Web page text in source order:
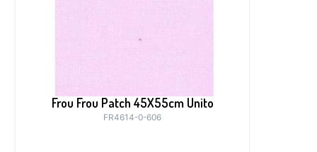
Frou Frou Patch 45X55cm Unito
FR4614-0-606